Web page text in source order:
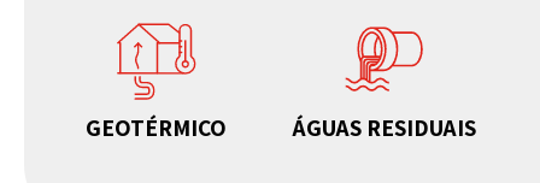
GEOTÉRMICO ÁGUAS RESIDUAIS